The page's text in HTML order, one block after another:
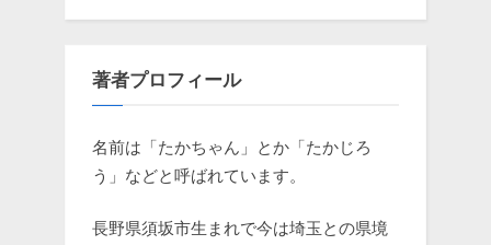
著者プロフィール
名前は「たかちゃん」とか「たかじろ
う」などと呼ばれています。
長野県須坂市生まれで今は埼玉との県境